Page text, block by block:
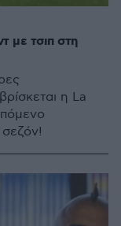
με τσιπ στη
η La